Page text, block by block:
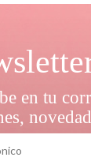
en tu